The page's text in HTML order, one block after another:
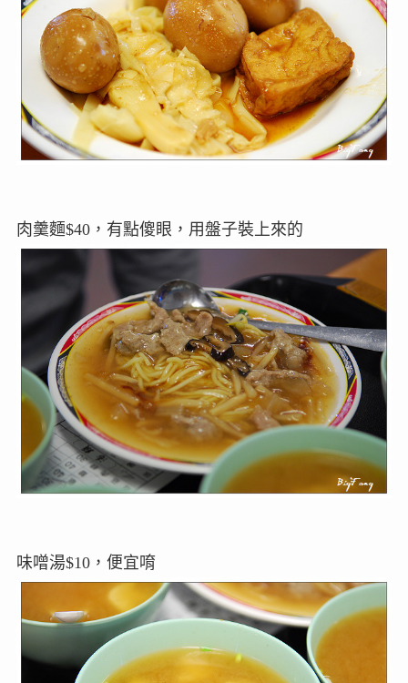
肉羹麵$40，有點傻眼，用盤子裝上來的
味噌湯$10，便宜唷